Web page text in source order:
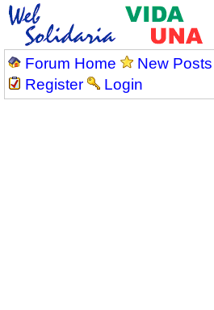
Forum Home New Posts
Register
Login